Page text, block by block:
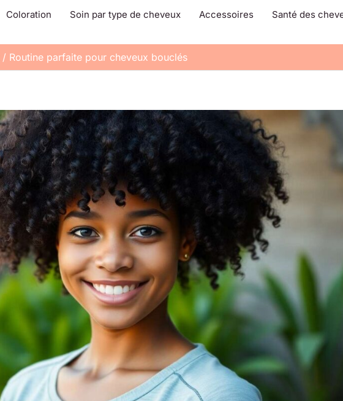
Coloration Soin par type de cheveux Accessoires
Santé des
Routine parfaite pour cheveux bouclés